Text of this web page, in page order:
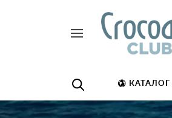
КАТАЛОГ